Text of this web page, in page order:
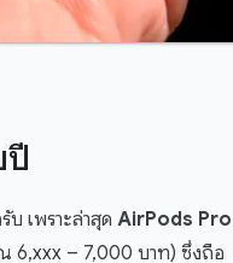
ปี
เพราะล่าสุด AirPods Pro
ณ 6,xxx – 7,000 บาท) ซึ่งถือ